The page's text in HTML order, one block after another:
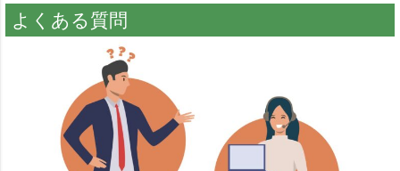
よくある質問